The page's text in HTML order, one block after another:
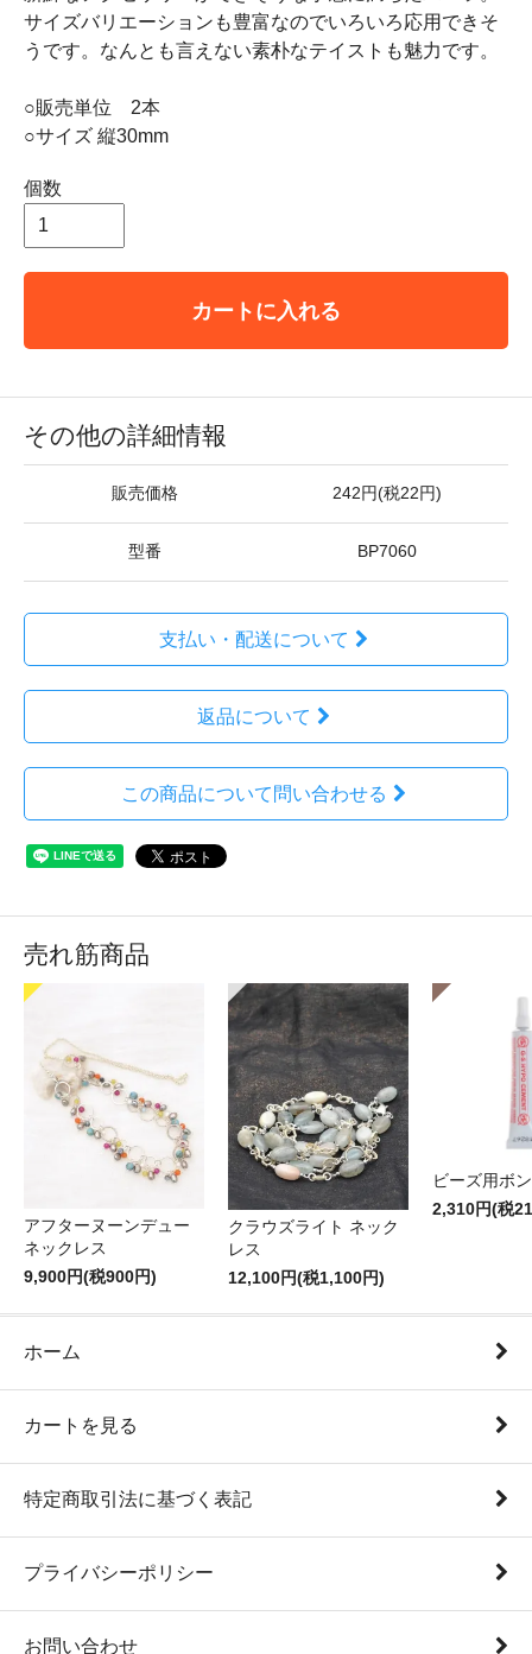
サイズバリエーションも豊富なのでいろいろ応用できそ
うです。なんとも言えない素朴なテイストも魅力です。
○販売単位 2本
○サイズ 縦30mm
個数
カートに入れる
その他の詳細情報
販売価格 242円(税22円)
型番 BP7060
支払い・配送について
返品について
この商品について問い合わせる
売れ筋商品
アフターヌーンデュー
ネックレス
9,900円(税900円)
クラウズライト ネック
レス
12,100円(税1,100円)
ビーズ用ボ
2,310円(税
ホーム
カートを見る
特定商取引法に基づく表記
プライバシーポリシー
お問い合わせ